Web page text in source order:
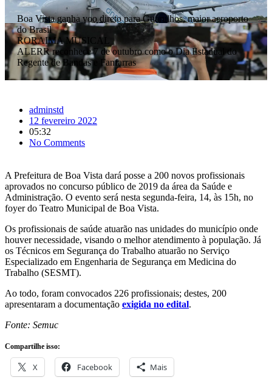
Boa Vista ganha voo direto para Guarulhos, maior aeroporto
do Brasil
RORAIMA MUSICAL
ALERR reconhece 7 de outubro como o Dia Estadual do
Regente de Bandas e Fanfarras
adminstd
12 fevereiro 2022
05:32
No Comments
A Prefeitura de Boa Vista dará posse a 200 novos profissionais
aprovados no concurso público de 2019 da área da Saúde e
Administração. O evento será nesta segunda-feira, 14, às 15h, no
foyer do Teatro Municipal de Boa Vista.
Os profissionais de saúde atuarão nas unidades do município onde
houver necessidade, visando o melhor atendimento à população. Já
os Técnicos em Segurança do Trabalho atuarão no Serviço
Especializado em Engenharia de Segurança em Medicina do
Trabalho (SESMT).
Ao todo, foram convocados 226 profissionais; destes, 200
apresentaram a documentação exigida no edital.
Fonte: Semuc
Compartilhe isso:
X Facebook Mais